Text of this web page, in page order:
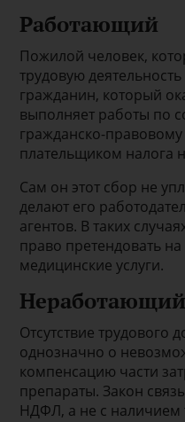
Работающий
Пожилой человек,
трудовую
гражданин, который
выполняет работы по
гражданско-правовому
плательщиком налога
Сам он этот сбор не
делают его
агентов. В таких
право претендовать на
медицинские услуги.
Неработающий
Отсутствие трудового
однозначно о
компенсацию части
препараты. Закон
НДФЛ, а не с наличием